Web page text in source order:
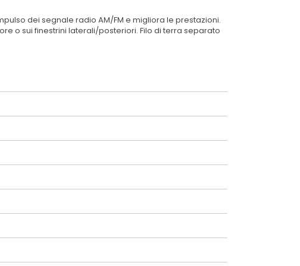
dei segnale radio AM/FM e migliora le prestazioni.
o sui finestrini laterali/posteriori. Filo di terra separato